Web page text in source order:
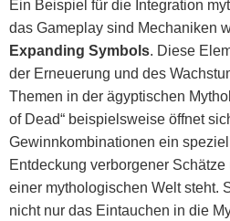
Ein Beispiel für die Integration
das Gameplay sind Mechaniken
Expanding Symbols. Diese
der Erneuerung und des
Themen in der ägyptischen
of Dead“ beispielsweise öffnet
Gewinnkombinationen ein
Entdeckung verborgener
einer mythologischen Welt steht.
nicht nur das Eintauchen in die